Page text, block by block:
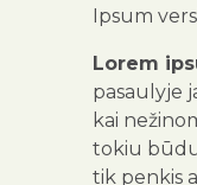
Ipsum
Lorem
pasaulyje
kai
tokiu būdu
tik penkis